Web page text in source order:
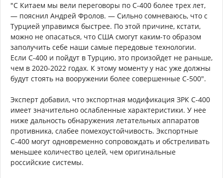
"С Китаем мы вели переговоры по С-400 более трех лет,
— пояснил Андрей Фролов. — Сильно сомневаюсь, что с
Турцией управимся быстрее. По этой причине, кстати,
можно не опасаться, что США смогут каким-то образом
заполучить себе наши самые передовые технологии.
Если С-400 и пойдут в Турцию, это произойдет не раньше,
чем в 2020-2022 годах. К этому моменту у нас уже должны
будут стоять на вооружении более совершенные С-500".
Эксперт добавил, что экспортная модификация ЗРК С-400
имеет значительно ослабленные характеристики. У нее
ниже дальность обнаружения летательных аппаратов
противника, слабее помехоустойчивость. Экспортные
С-400 могут одновременно сопровождать и обстреливать
меньшее количество целей, чем оригинальные
российские системы.